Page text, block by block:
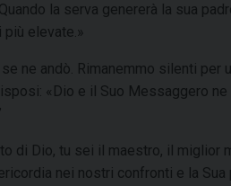
la serva genererà la sua
elevate.»
se ne andò. Rimanemmo silenti
«Dio e il Suo Messaggero
di Dio, tu sei il maestro, il miglior
nei nostri confronti e la